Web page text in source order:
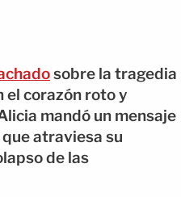
sobre la tragedia
el corazón roto y
mandó un mensaje
atraviesa su
de las